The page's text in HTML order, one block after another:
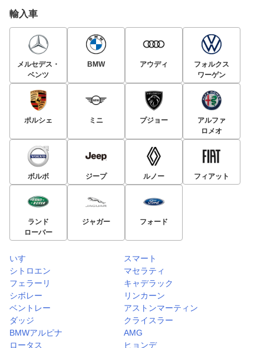
輸入車
メルセデス・
ベンツ
BMW アウディ
フォルクス
ワーゲン
ポルシェ ミニ プジョー
アルファ
ロメオ
ボルボ ジープ ルノー フィアット
ランド
ローバー
ジャガー フォード
いすゞ
スマート
シトロエン
マセラティ
フェラーリ
キャデラック
シボレー
リンカーン
ベントレー
アストンマーティン
ダッジ
クライスラー
BMWアルピナ
AMG
ロータス
ヒョンデ